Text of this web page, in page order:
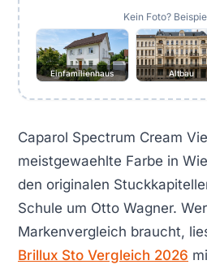
Kein Foto?
Einfamilienhaus Altbau
Caparol Spectrum Cream
meistgewaehlte Farbe in
den originalen
Schule um Otto Wagner.
Markenvergleich braucht,
Brillux Sto Vergleich 2026